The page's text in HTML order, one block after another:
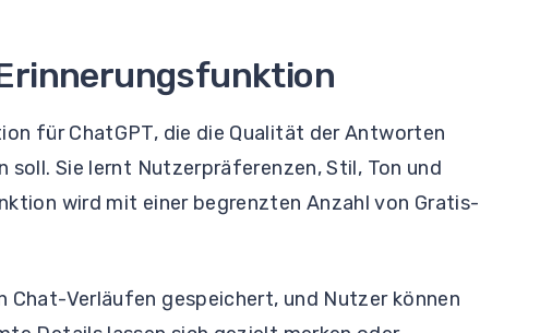
für ChatGPT, die die Qualität der Antworten
soll. Sie lernt Nutzerpräferenzen, Stil, Ton und
wird mit einer begrenzten Anzahl von Gratis-
Chat-Verläufen gespeichert, und Nutzer können